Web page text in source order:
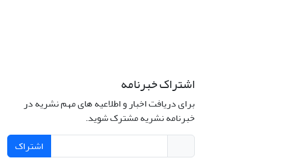
اشتراک خبرنامه
برای دریافت اخبار و اطلاعیه های مهم نشریه در
خبرنامه نشریه مشترک شوید.
اشتراک